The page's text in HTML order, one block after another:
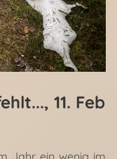
, 11. Feb